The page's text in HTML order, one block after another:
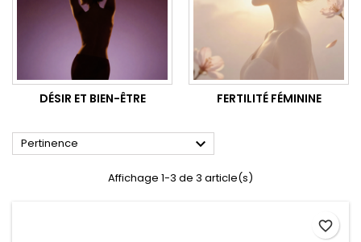
DÉSIR ET BIEN-ÊTRE FERTILITÉ FÉMININE
Pertinence 
Affichage 1-3 de 3 article(s)
favorite_border